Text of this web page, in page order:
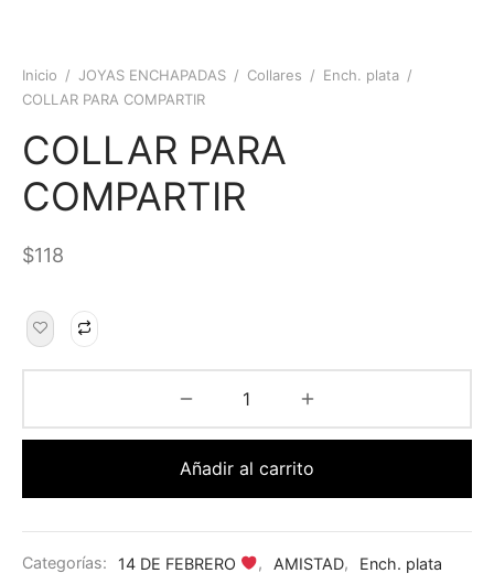
Inicio / JOYAS ENCHAPADAS / Collares / Ench. plata /
COLLAR PARA COMPARTIR
COLLAR PARA
COMPARTIR
$118
Añadir al carrito
Categorías: 14 DE FEBRERO , AMISTAD, Ench. plata